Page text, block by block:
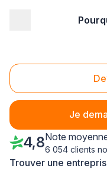
Je
Maçonnerie
Trouver une
4,8Note
6 054 clients